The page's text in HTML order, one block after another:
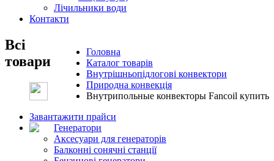
Лічильники води
Контакти
Головна
Каталог товарів
Внутрішньопідлогові конвектори
Природна конвекція
Внутрипольные конвекторы Fancoil купить
Всі
товари
Завантажити прайси
Генератори
Аксесуари для генераторів
Балконні сонячні станції